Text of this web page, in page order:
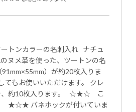
トンカラーの名刺入れ ナチュ
ヌメ革を使った、ツートンの名
）が約20枚入りま
てもお使いいただけます。 クレ
、約10枚入ります。 ☆★☆ こ
★☆★ バネホックが付いていま